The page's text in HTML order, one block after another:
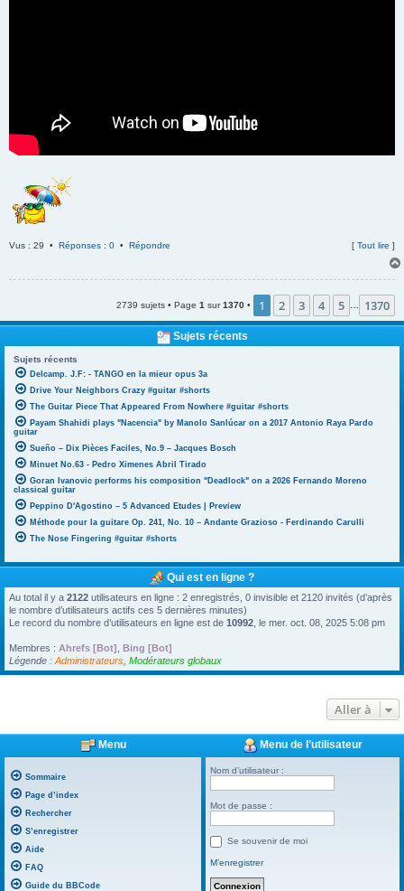
Vus : 29 • Réponses : 0 • Répondre [ Tout lire ]
2739 sujets • Page 1 sur1370 • 1 2 3 4 5 1370
Sujets récents
Sujets récents
Delcamp. J.F: - TANGO en la mieur opus 3a
Drive Your Neighbors Crazy #guitar #shorts
The Guitar Piece That Appeared From Nowhere #guitar #shorts
Payam Shahidi plays "Nacencia" by Manolo Sanlúcar on a 2017 Antonio Raya Pardo
guitar
Sueño – Dix Pièces Faciles, No.9 – Jacques Bosch
Minuet No.63 - Pedro Ximenes Abril Tirado
Goran Ivanovic performs his composition "Deadlock" on a 2026 Fernando Moreno
classical guitar
Peppino D'Agostino – 5 Advanced Etudes | Preview
Méthode pour la guitare Op. 241, No. 10 – Andante Grazioso - Ferdinando Carulli
The Nose Fingering #guitar #shorts
Qui est en ligne ?
Au total il y a 2122 utilisateurs en ligne : 2 enregistrés, 0 invisible et 2120 invités (d’après
le nombre d’utilisateurs actifs ces 5 dernières minutes)
Le record du nombre d’utilisateurs en ligne est de 10992 , le mer. oct. 08, 2025 5:08 pm
Membres : Ahrefs [Bot] Bing [Bot]
Légende : Administrateurs Modérateurs globaux
Aller à
Menu
Sommaire
Page d’index
Rechercher
S’enregistrer
Aide
FAQ
Guide du BBCode
Menu de l’utilisateur
Nom d’utilisateur :
Mot de passe :
Se souvenir de moi
M’enregistrer